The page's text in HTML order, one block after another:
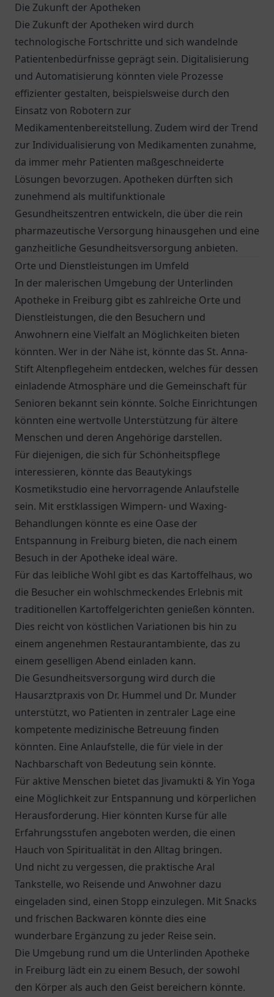
Die Zukunft der Apotheken
Die Zukunft der Apotheken wird durch
technologische Fortschritte und sich wandelnde
Patientenbedürfnisse geprägt sein. Digitalisierung
und Automatisierung könnten viele Prozesse
effizienter gestalten, beispielsweise durch den
Einsatz von Robotern zur
Medikamentenbereitstellung. Zudem wird der Trend
zur Individualisierung von Medikamenten zunahme,
da immer mehr Patienten maßgeschneiderte
Lösungen bevorzugen. Apotheken dürften sich
zunehmend als multifunktionale
Gesundheitszentren entwickeln, die über die rein
pharmazeutische Versorgung hinausgehen und eine
ganzheitliche Gesundheitsversorgung anbieten.
Orte und Dienstleistungen im Umfeld
In der malerischen Umgebung der Unterlinden
Apotheke in Freiburg gibt es zahlreiche Orte und
Dienstleistungen, die den Besuchern und
Anwohnern eine Vielfalt an Möglichkeiten bieten
könnten. Wer in der Nähe ist, könnte das St. Anna-
Stift Altenpflegeheim entdecken, welches für dessen
einladende Atmosphäre und die Gemeinschaft für
Senioren bekannt sein könnte. Solche Einrichtungen
könnten eine wertvolle Unterstützung für ältere
Menschen und deren Angehörige darstellen.
Für diejenigen, die sich für Schönheitspflege
interessieren, könnte das Beautykings
Kosmetikstudio eine hervorragende Anlaufstelle
sein. Mit erstklassigen Wimpern- und Waxing-
Behandlungen könnte es eine Oase der
Entspannung in Freiburg bieten, die nach einem
Besuch in der Apotheke ideal wäre.
Für das leibliche Wohl gibt es das Kartoffelhaus, wo
die Besucher ein wohlschmeckendes Erlebnis mit
traditionellen Kartoffelgerichten genießen könnten.
Dies reicht von köstlichen Variationen bis hin zu
einem angenehmen Restaurantambiente, das zu
einem geselligen Abend einladen kann.
Die Gesundheitsversorgung wird durch die
Hausarztpraxis von Dr. Hummel und Dr. Munder
unterstützt, wo Patienten in zentraler Lage eine
kompetente medizinische Betreuung finden
könnten. Eine Anlaufstelle, die für viele in der
Nachbarschaft von Bedeutung sein könnte.
Für aktive Menschen bietet das Jivamukti & Yin Yoga
eine Möglichkeit zur Entspannung und körperlichen
Herausforderung. Hier könnten Kurse für alle
Erfahrungsstufen angeboten werden, die einen
Hauch von Spiritualität in den Alltag bringen.
Und nicht zu vergessen, die praktische Aral
Tankstelle, wo Reisende und Anwohner dazu
eingeladen sind, einen Stopp einzulegen. Mit Snacks
und frischen Backwaren könnte dies eine
wunderbare Ergänzung zu jeder Reise sein.
Die Umgebung rund um die Unterlinden Apotheke
in Freiburg lädt ein zu einem Besuch, der sowohl
den Körper als auch den Geist bereichern könnte.